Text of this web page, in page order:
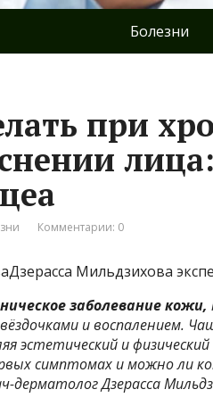
Болезни
при
Комментарии: 0
Мильдзихова
заболевание кожи,
и воспалением.
эстетический и
симптомах и можно ли
дерматолог Дзерасса